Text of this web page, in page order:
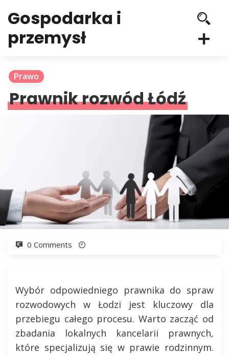
Gospodarka i
przemysł
Prawo
Prawnik rozwód Łódź
0 Comments
Wybór odpowiedniego prawnika do spraw
rozwodowych w Łodzi jest kluczowy dla
przebiegu całego procesu. Warto zacząć od
zbadania lokalnych kancelarii prawnych,
które specjalizują się w prawie rodzinnym.